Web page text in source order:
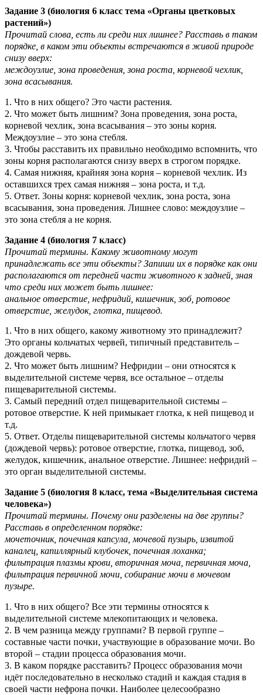
Задание 3 (биология 6 класс тема «Органы цветковых
растений»)
Прочитай слова, есть ли среди них лишнее? Расставь в таком
порядке, в каком эти объекты встречаются в живой природе
снизу вверх:
междоузлие, зона проведения, зона роста, корневой чехлик,
зона всасывания.
1. Что в них общего? Это части растения.
2. Что может быть лишним? Зона проведения, зона роста,
корневой чехлик, зона всасывания – это зоны корня.
Междоузлие – это зона стебля.
3. Чтобы расставить их правильно необходимо вспомнить, что
зоны корня располагаются снизу вверх в строгом порядке.
4. Самая нижняя, крайняя зона корня – корневой чехлик. Из
оставшихся трех самая нижняя – зона роста, и т.д.
5. Ответ. Зоны корня: корневой чехлик, зона роста, зона
всасывания, зона проведения. Лишнее слово: междоузлие –
это зона стебля а не корня.
Задание 4 (биология 7 класс)
Прочитай термины. Какому животному могут
принадлежать все эти объекты? Запиши их в порядке как они
располагаются от передней части животного к задней, зная
что среди них может быть лишнее:
анальное отверстие, нефридий, кишечник, зоб, ротовое
отверстие, желудок, глотка, пищевод.
1. Что в них общего, какому животному это принадлежит?
Это органы кольчатых червей, типичный представитель –
дождевой червь.
2. Что может быть лишним? Нефридии – они относятся к
выделительной системе червя, все остальное – отделы
пищеварительной системы.
3. Самый передний отдел пищеварительной системы –
ротовое отверстие. К ней примыкает глотка, к ней пищевод и
т.д.
5. Ответ. Отделы пищеварительной системы кольчатого червя
(дождевой червь): ротовое отверстие, глотка, пищевод, зоб,
желудок, кишечник, анальное отверстие. Лишнее: нефридий –
это орган выделительной системы.
Задание 5 (биология 8 класс, тема «Выделительная система
человека»)
Прочитай термины. Почему они разделены на две группы?
Расставь в определенном порядке:
мочеточник, почечная капсула, мочевой пузырь, извитой
каналец, капиллярный клубочек, почечная лоханка;
фильтрация плазмы крови, вторичная моча, первичная моча,
фильтрация первичной мочи, собирание мочи в мочевом
пузыре.
1. Что в них общего? Все эти термины относятся к
выделительной системе млекопитающих и человека.
2. В чем разница между группами? В первой группе –
составные части почки, участвующие в образование мочи. Во
второй – стадии процесса образования мочи.
3. В каком порядке расставить? Процесс образования мочи
идёт последовательно в несколько стадий и каждая стадия в
своей части нефрона почки. Наиболее целесообразно